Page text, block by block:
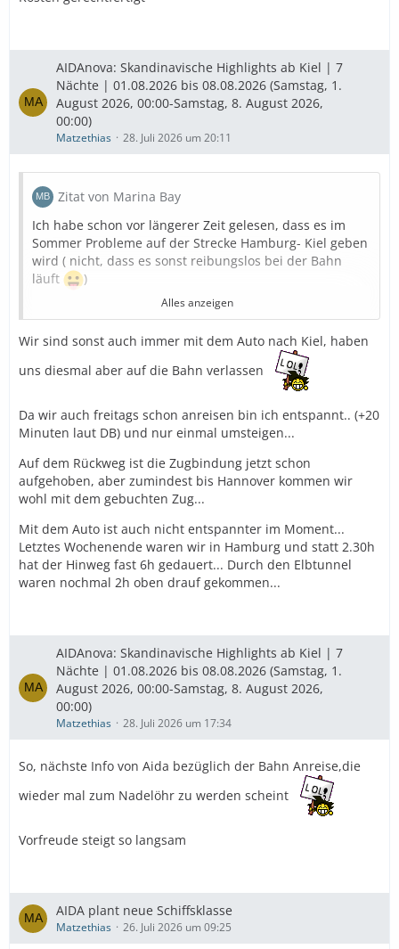
AIDAnova: Skandinavische Highlights ab Kiel | 7
Nächte | 01.08.2026 bis 08.08.2026 (Samstag, 1.
August 2026, 00:00-Samstag, 8. August 2026,
00:00)
Matzethias 28. Juli 2026 um 20:11
Zitat von Marina Bay
Ich habe schon vor längerer Zeit gelesen, dass es im
Sommer Probleme auf der Strecke Hamburg- Kiel geben
wird ( nicht, dass es sonst reibungslos bei der Bahn
läuft
)
Deshalb reisen wir mit dem Auto an.
Sind zu viert und können schon am Freitag anreisen.
Somit ist es hoffentlich entspannter.
viele Menschen von der ausgebuchten Nova zuerst mal
nach Hamburg. Wir haben das mal erlebt, der Zug
brechend voll und in Neumünster mussten ganz viele
aussteigen. Der Zug war einfach überladen. Mit
Personen und dem ganzen Gepäck.
Also besser erst am Nachmittag abreisen oder 1 Nacht
in Kiel verbringen.
Alles anzeigen
Wir sind sonst auch immer mit dem Auto nach Kiel, haben
uns diesmal aber auf die Bahn verlassen
Da wir auch freitags schon anreisen bin ich entspannt.. (+20
Minuten laut DB) und nur einmal umsteigen...
Auf dem Rückweg ist die Zugbindung jetzt schon
aufgehoben, aber zumindest bis Hannover kommen wir
wohl mit dem gebuchten Zug...
Mit dem Auto ist auch nicht entspannter im Moment...
Letztes Wochenende waren wir in Hamburg und statt 2.30h
hat der Hinweg fast 6h gedauert... Durch den Elbtunnel
waren nochmal 2h oben drauf gekommen...
AIDAnova: Skandinavische Highlights ab Kiel | 7
Nächte | 01.08.2026 bis 08.08.2026 (Samstag, 1.
August 2026, 00:00-Samstag, 8. August 2026,
00:00)
Matzethias 28. Juli 2026 um 17:34
So, nächste Info von Aida bezüglich der Bahn Anreise,die
wieder mal zum Nadelöhr zu werden scheint
Vorfreude steigt so langsam
AIDA plant neue Schiffsklasse
Matzethias 26. Juli 2026 um 09:25